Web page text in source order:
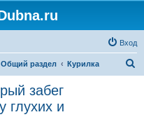
Вход
Общий раздел Курилка
забег
глухих и